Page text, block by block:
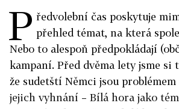
P ředvolební čas poskytuje
přehled témat, na která
Nebo to alespoň předpokládají
kampaní. Před dvěma lety jsme si
že sudetští Němci jsou
jejich vyhnání – Bílá hora jako